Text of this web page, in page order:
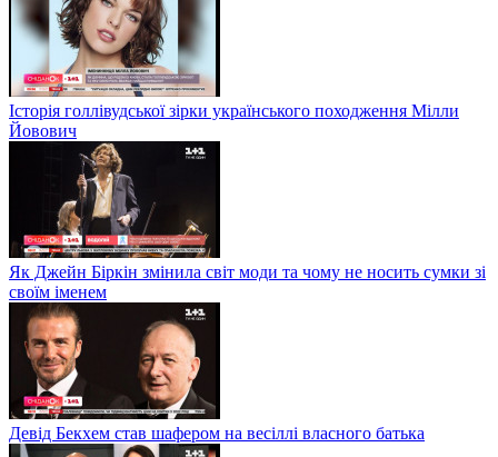
Історія голлівудської зірки українського походження Мілли
Йовович
Як Джейн Біркін змінила світ моди та чому не носить сумки зі
своїм іменем
Девід Бекхем став шафером на весіллі власного батька